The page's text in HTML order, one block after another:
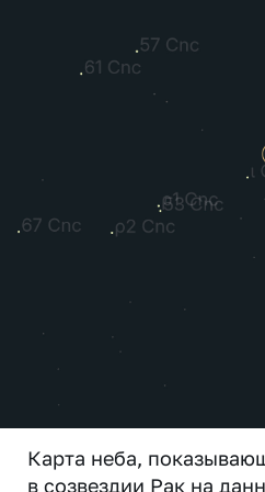
Карта неба,
в созвездии Рак на